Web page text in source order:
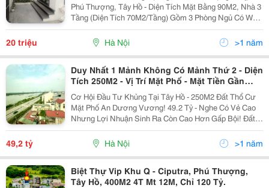
Phú Thượng, Tây Hồ - Diện Tích Mặt Bằng 90M2, Nhà 3
Tầng (Diện Tích 70M2/Tầng) Gồm 3 Phòng Ngủ Có Wc
Khép Kín, 01 Phòng Trống Có Thể Làm Phòng Ngủ Hoặc
Phòng Làm Việc, 01 Phòng Khách Và 01 Bếp Có Wc,...
20 triệu Hà Nội >1 năm
Duy Nhất 1 Mảnh Không Có Mảnh Thứ 2 - Diện
Tích 250M2 - Vị Trí Mặt Phố - Mặt Tiền Gần
10M - Vỉa Hè Siêu Rộng - Giá Chỉ 49,2 Tỷ
Cơ Hội Đầu Tư Khủng Tại Tây Hồ - 250M2 Đất Thổ Cư
Mặt Phố An Dương Vương! 49.2 Tỷ - Nghe Có Vẻ Cao
Nhưng Lợi Nhuận Sinh Ra Còn Cao Hơn Gấp Bội! Đất
Đẹp, Vị Trí Vàng Ngay Mặt Phố An Dương Vương, Phú
Thượng, Tây Hồ. Diện Tích Rộng Rãi 250M2, Sổ Đỏ...
49,2 tỷ Hà Nội >1 năm
Biệt Thự Vip Khu Q - Ciputra, Phú Thượng,
Tây Hồ, 400M2 4T Mt 12M, Chỉ 120 Tỷ.